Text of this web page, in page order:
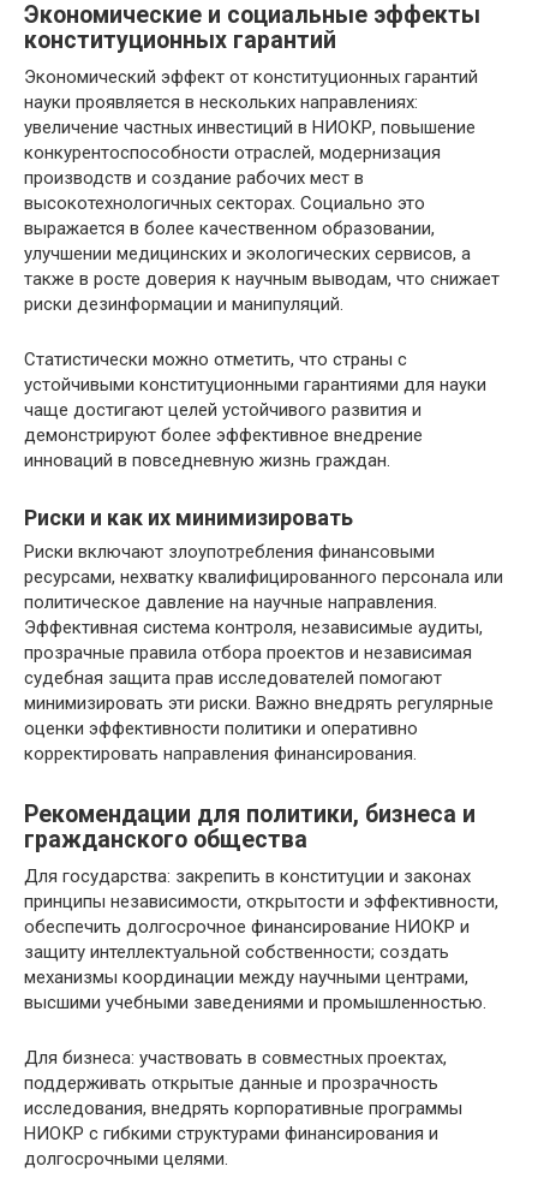
Экономические и социальные эффекты
конституционных гарантий
Экономический эффект от конституционных гарантий
науки проявляется в нескольких направлениях:
увеличение частных инвестиций в НИОКР, повышение
конкурентоспособности отраслей, модернизация
производств и создание рабочих мест в
высокотехнологичных секторах. Социально это
выражается в более качественном образовании,
улучшении медицинских и экологических сервисов, а
также в росте доверия к научным выводам, что снижает
риски дезинформации и манипуляций.
Статистически можно отметить, что страны с
устойчивыми конституционными гарантиями для науки
чаще достигают целей устойчивого развития и
демонстрируют более эффективное внедрение
инноваций в повседневную жизнь граждан.
Риски и как их минимизировать
Риски включают злоупотребления финансовыми
ресурсами, нехватку квалифицированного персонала или
политическое давление на научные направления.
Эффективная система контроля, независимые аудиты,
прозрачные правила отбора проектов и независимая
судебная защита прав исследователей помогают
минимизировать эти риски. Важно внедрять регулярные
оценки эффективности политики и оперативно
корректировать направления финансирования.
Рекомендации для политики, бизнеса и
гражданского общества
Для государства: закрепить в конституции и законах
принципы независимости, открытости и эффективности,
обеспечить долгосрочное финансирование НИОКР и
защиту интеллектуальной собственности; создать
механизмы координации между научными центрами,
высшими учебными заведениями и промышленностью.
Для бизнеса: участвовать в совместных проектах,
поддерживать открытые данные и прозрачность
исследования, внедрять корпоративные программы
НИОКР с гибкими структурами финансирования и
долгосрочными целями.